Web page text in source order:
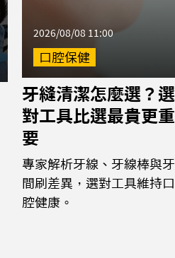
2026/08/08 11:00
口腔保健
牙縫清潔怎麼選？選
對工具比選最貴更重
要
專家解析牙線、牙線棒與牙
間刷差異，選對工具維持口
腔健康。